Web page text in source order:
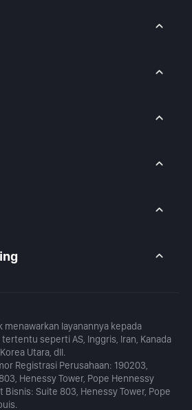
5
menawarkan layanannya kepada
seperti AS, Inggris, Iran, Kanada
Utara, dll.
Registrasi Perusahaan: 190203,
Henessy Tower, Pope Hennessy
Bisnis: Suite 803, Henessy Tower, Pope